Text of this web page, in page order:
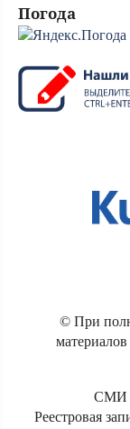
Погода
© При
СМИ
Реестровая